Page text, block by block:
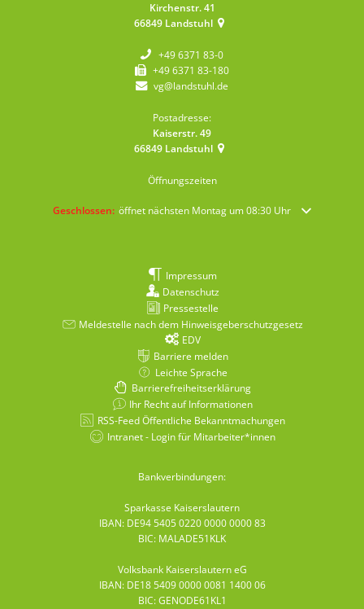
Kirchenstr. 41
66849 Landstuhl
+49 6371 83-0
+49 6371 83-180
vg@landstuhl.de
Postadresse:
Kaiserstr. 49
66849 Landstuhl
Öffnungszeiten
Klicken, um weitere Öffnungs- oder Schließzeiten auszublenden
Geschlossen: öffnet nächsten Montag um 08:30 Uhr
Impressum
Datenschutz
Pressestelle
Meldestelle nach dem Hinweisgeberschutzgesetz
EDV
Barriere melden
Leichte Sprache
Barrierefreiheitserklärung
Ihr Recht auf Informationen
RSS-Feed Öffentliche Bekanntmachungen
Intranet - Login für Mitarbeiter*innen
Bankverbindungen:
Sparkasse Kaiserslautern
IBAN: DE94 5405 0220 0000 0000 83
BIC: MALADE51KLK
Volksbank Kaiserslautern eG
IBAN: DE18 5409 0000 0081 1400 06
BIC: GENODE61KL1